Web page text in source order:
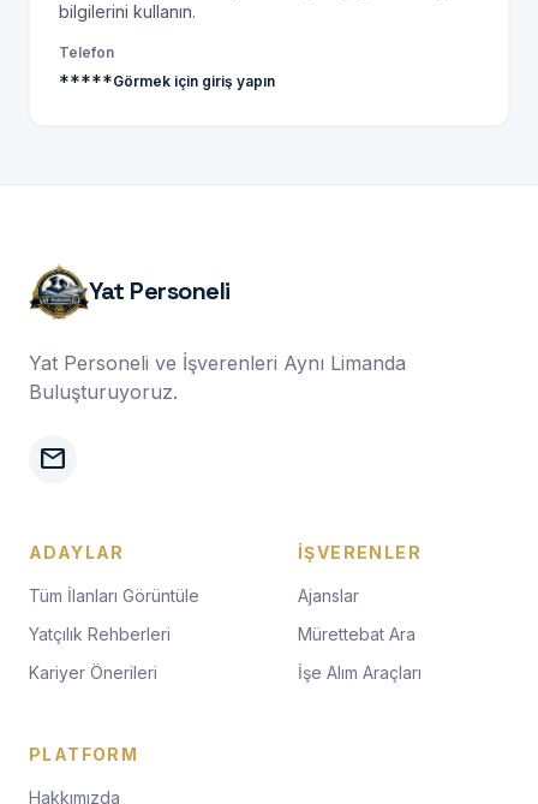
bilgilerini kullanın.
Telefon
*****Görmek için giriş yapın
Yat Personeli
Yat Personeli ve İşverenleri Aynı Limanda
Buluşturuyoruz.
mail
ADAYLAR
Tüm İlanları Görüntüle
Yatçılık Rehberleri
Kariyer Önerileri
İŞVERENLER
Ajanslar
Mürettebat Ara
İşe Alım Araçları
PLATFORM
Hakkımızda